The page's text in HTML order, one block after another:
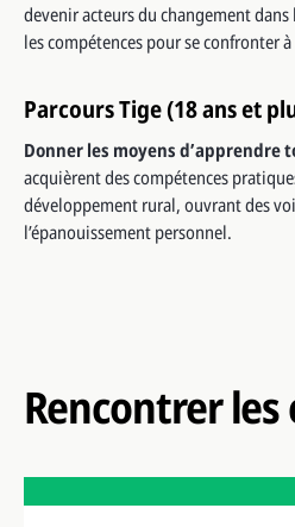
devenir acteurs du changement
les compétences pour se confronter
Parcours Tige (18 ans et
Donner les moyens d’apprendre
acquièrent des compétences
développement rural, ouvrant des
l’épanouissement personnel.
Rencontrer